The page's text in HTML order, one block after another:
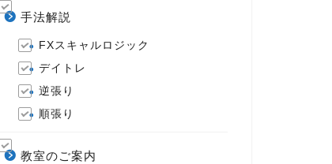
手法解説
FXスキャルロジック
デイトレ
逆張り
順張り
教室のご案内